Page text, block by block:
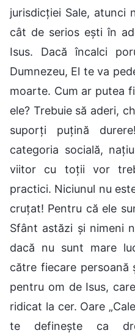
jurisdicției Sale, atunci
cât de serios ești în
Isus. Dacă încalci
Dumnezeu, El te va
moarte. Cum ar putea
ele? Trebuie să aderi,
suporți puțină
categoria socială,
viitor cu toții vor
practici. Niciunul nu
cruțat! Pentru că ele
Sfânt astăzi și nimeni
dacă nu sunt mare
către fiecare persoană
pentru om de Isus,
ridicat la cer. Oare
te definește ca